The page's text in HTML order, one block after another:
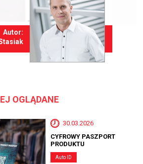
Autor:
OGLĄDANE
30.03.2026
CYFROWY PASZPORT
PRODUKTU
Auto ID